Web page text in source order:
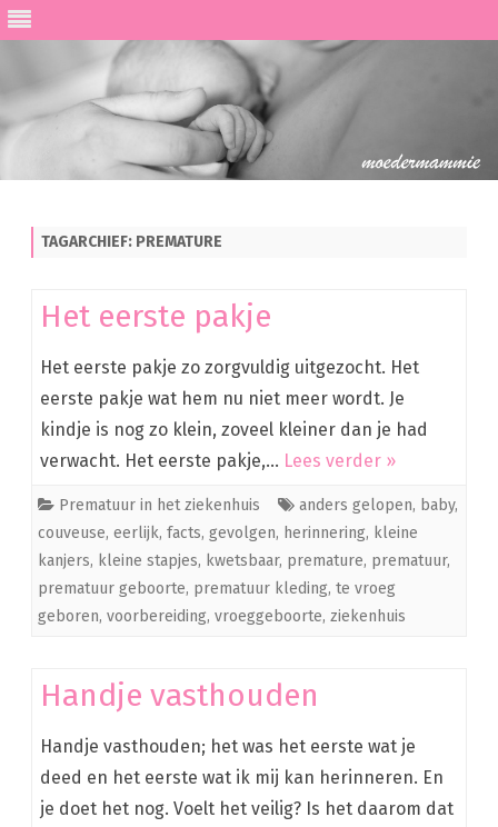
TAGARCHIEF: PREMATURE
Het eerste pakje
Het eerste pakje zo zorgvuldig uitgezocht. Het
eerste pakje wat hem nu niet meer wordt. Je
kindje is nog zo klein, zoveel kleiner dan je had
verwacht. Het eerste pakje,… Lees verder »
Prematuur in het ziekenhuis anders gelopen, baby,
couveuse, eerlijk, facts, gevolgen, herinnering, kleine
kanjers, kleine stapjes, kwetsbaar, premature, prematuur,
prematuur geboorte, prematuur kleding, te vroeg
geboren, voorbereiding, vroeggeboorte, ziekenhuis
Handje vasthouden
Handje vasthouden; het was het eerste wat je
deed en het eerste wat ik mij kan herinneren. En
je doet het nog. Voelt het veilig? Is het daarom dat